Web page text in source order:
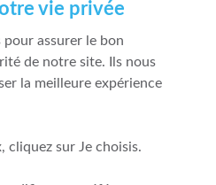
et de résolution
vie privée
assurer le bon
de notre site. Ils nous
la meilleure expérience
cliquez sur Je choisis.